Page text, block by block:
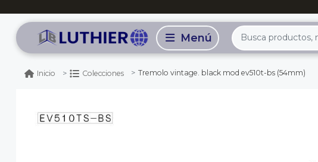
Inicio Colecciones Tremolo vintage. black mod ev510t-bs (54mm)